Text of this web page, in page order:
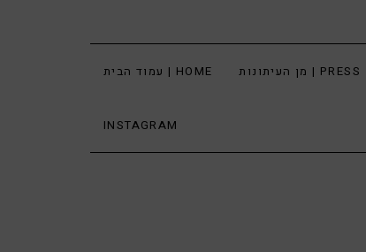
עמוד הבית | HOME מן העיתונות | PRESS
INSTAGRAM